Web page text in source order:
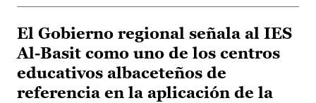
El Gobierno regional señala al IES
Al-Basit como uno de los centros
educativos albaceteños de
referencia en la aplicación de la